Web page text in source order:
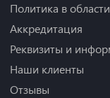
Политика в
Аккредитация
Реквизиты и
Наши клиенты
Отзывы